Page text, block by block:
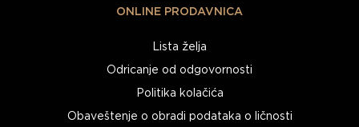
ONLINE PRODAVNICA
Lista želja
Odricanje od odgovornosti
Politika kolačića
Obaveštenje o obradi podataka o ličnosti